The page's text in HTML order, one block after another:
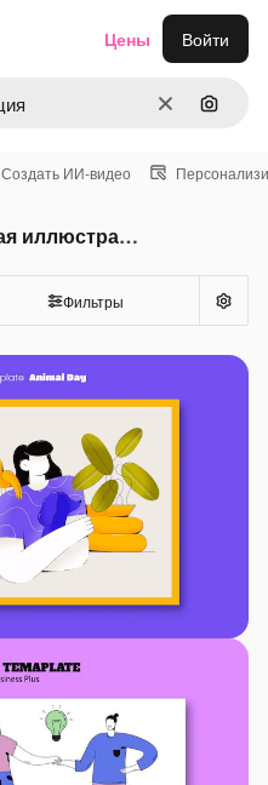
ОчиститьПоиск
Цены Войти
Создать ИИ-видео
PSD По Запросу Подробная иллюстрация
Фильтры